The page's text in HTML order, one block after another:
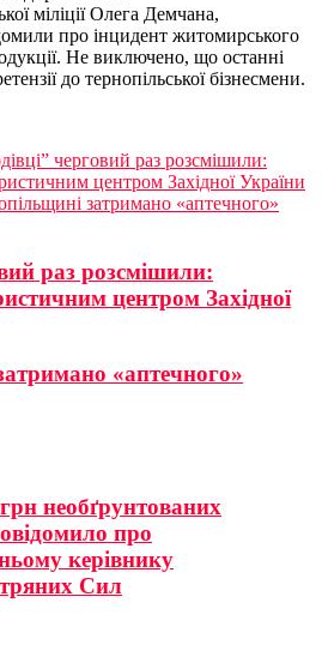
міліції Олега Демчана,
про інцидент житомирського
Не виключено, що останні
до тернопільської бізнесмени.
черговий раз розсмішили:
центром Західної України
затримано «аптечного»
раз розсмішили:
центром Західної
«аптечного»
необґрунтованих
про
керівнику
Сил